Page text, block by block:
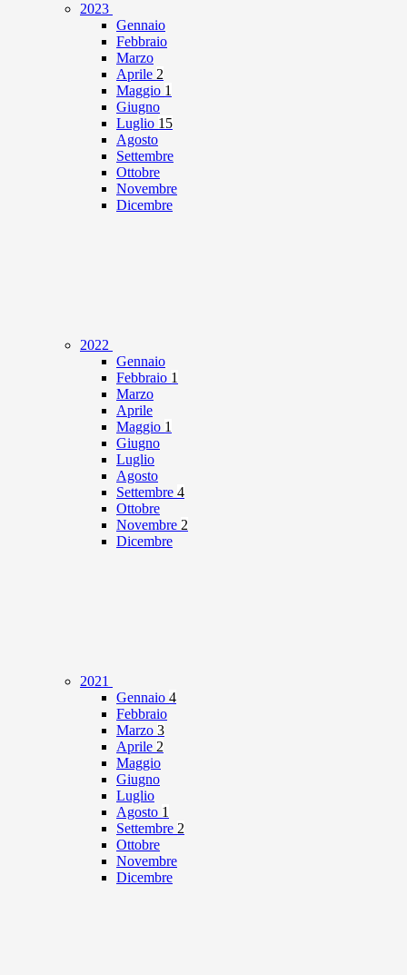
2023
Gennaio
Febbraio
Marzo
Aprile 2
Maggio 1
Giugno
Luglio 15
Agosto
Settembre
Ottobre
Novembre
Dicembre
2022
Gennaio
Febbraio 1
Marzo
Aprile
Maggio 1
Giugno
Luglio
Agosto
Settembre 4
Ottobre
Novembre 2
Dicembre
2021
Gennaio 4
Febbraio
Marzo 3
Aprile 2
Maggio
Giugno
Luglio
Agosto 1
Settembre 2
Ottobre
Novembre
Dicembre